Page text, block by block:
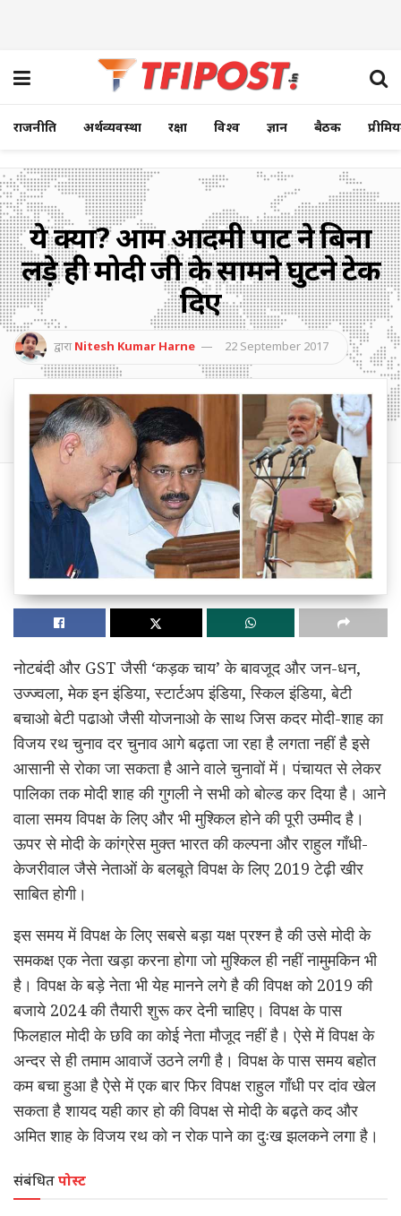
राजनीति अर्थव्यवस्था रक्षा विश्व ज्ञान बैठक
ये क्या? आम आदमी पार्टी ने बिना
लड़े ही मोदी जी के सामने घुटने टेक
दिए
द्वारा Nitesh Kumar Harne 22 September 2017
नोटबंदी और GST जैसी ‘कड़क चाय’ के बावजूद और जन-धन,
उज्ज्वला, मेक इन इंडिया, स्टार्टअप इंडिया, स्किल इंडिया, बेटी
बचाओ बेटी पढाओ जैसी योजनाओ के साथ जिस कदर मोदी-शाह का
विजय रथ चुनाव दर चुनाव आगे बढ़ता जा रहा है लगता नहीं है इसे
आसानी से रोका जा सकता है आने वाले चुनावों में। पंचायत से लेकर
पालिका तक मोदी शाह की गुगली ने सभी को बोल्ड कर दिया है। आने
वाला समय विपक्ष के लिए और भी मुश्किल होने की पूरी उम्मीद है।
ऊपर से मोदी के कांग्रेस मुक्त भारत की कल्पना और राहुल गाँधी-
केजरीवाल जैसे नेताओं के बलबूते विपक्ष के लिए 2019 टेढ़ी खीर
साबित होगी।
इस समय में विपक्ष के लिए सबसे बड़ा यक्ष प्रश्न है की उसे मोदी के
समकक्ष एक नेता खड़ा करना होगा जो मुश्किल ही नहीं नामुमकिन भी
है। विपक्ष के बड़े नेता भी येह मानने लगे है की विपक्ष को 2019 की
बजाये 2024 की तैयारी शुरू कर देनी चाहिए। विपक्ष के पास
फिलहाल मोदी के छवि का कोई नेता मौजूद नहीं है। ऐसे में विपक्ष के
अन्दर से ही तमाम आवाजें उठने लगी है। विपक्ष के पास समय बहोत
कम बचा हुआ है ऐसे में एक बार फिर विपक्ष राहुल गाँधी पर दांव खेल
सकता है शायद यही कार हो की विपक्ष से मोदी के बढ़ते कद और
अमित शाह के विजय रथ को न रोक पाने का दुःख झलकने लगा है।
संबंधितपोस्ट